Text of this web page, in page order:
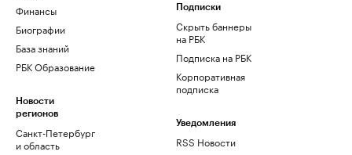
Финансы
Биографии
База знаний
РБК Образование
Новости
регионов
Санкт-Петербург
и область
Подписки
Скрыть баннеры
на РБК
Подписка на РБК
Корпоративная
подписка
Уведомления
RSS Новости